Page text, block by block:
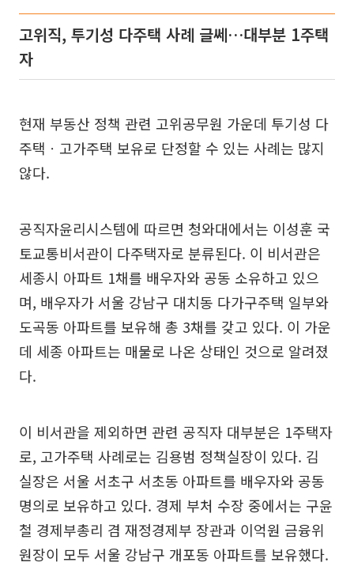
고위직, 투기성 다주택 사례 글쎄…대부분 1주택
자
현재 부동산 정책 관련 고위공무원 가운데 투기성 다
주택ㆍ고가주택 보유로 단정할 수 있는 사례는 많지
않다.
공직자윤리시스템에 따르면 청와대에서는 이성훈 국
토교통비서관이 다주택자로 분류된다. 이 비서관은
세종시 아파트 1채를 배우자와 공동 소유하고 있으
며, 배우자가 서울 강남구 대치동 다가구주택 일부와
도곡동 아파트를 보유해 총 3채를 갖고 있다. 이 가운
데 세종 아파트는 매물로 나온 상태인 것으로 알려졌
다.
이 비서관을 제외하면 관련 공직자 대부분은 1주택자
로, 고가주택 사례로는 김용범 정책실장이 있다. 김
실장은 서울 서초구 서초동 아파트를 배우자와 공동
명의로 보유하고 있다. 경제 부처 수장 중에서는 구윤
철 경제부총리 겸 재정경제부 장관과 이억원 금융위
원장이 모두 서울 강남구 개포동 아파트를 보유했다.